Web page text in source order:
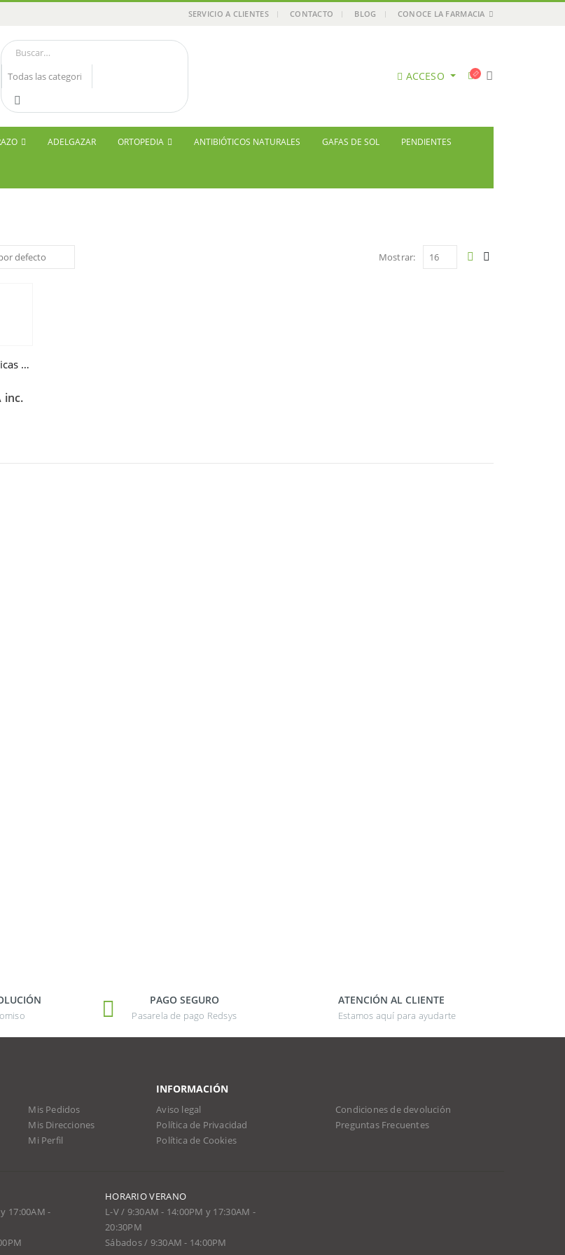
SERVICIO A CLIENTES CONTACTO BLOG CONOCE LA FARMACIA
ACCESO
ADELGAZAR ORTOPEDIA ANTIBIÓTICOS NATURALES GAFAS DE SOL PENDIENTES
Mostrar:
MAM Cucharas térmicas +6 meses
inc.
PAGO SEGURO
Pasarela de pago Redsys
ATENCIÓN AL CLIENTE
Estamos aquí para ayudarte
Mis Pedidos
Mis Direcciones
Mi Perfil
INFORMACIÓN
Aviso legal
Política de Privacidad
Política de Cookies
Condiciones de devolución
Preguntas Frecuentes
17:00AM -
HORARIO VERANO
L-V / 9:30AM - 14:00PM y 17:30AM -
20:30PM
Sábados / 9:30AM - 14:00PM